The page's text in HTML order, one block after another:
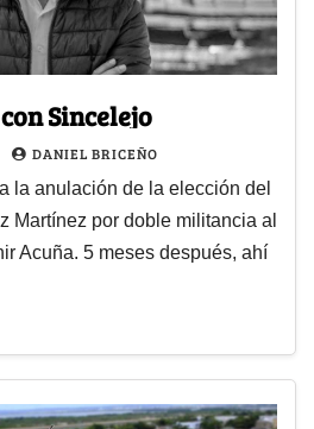
Sincelejo
DANIEL BRICEÑO
la anulación de la elección del
Martínez por doble militancia al
Acuña. 5 meses después, ahí